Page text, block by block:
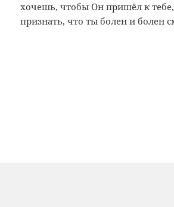
хочешь, чтобы Он пришёл к
признать, что ты болен и болен